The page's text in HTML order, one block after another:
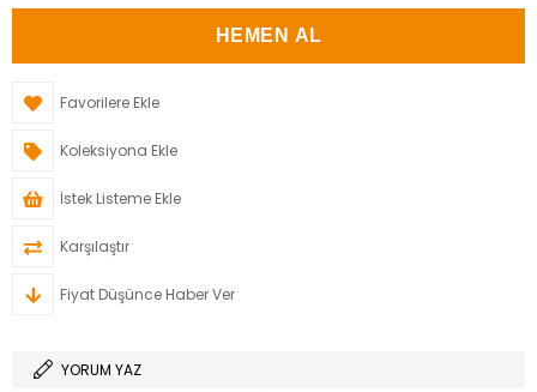
Favorilere Ekle
Koleksiyona Ekle
İstek Listeme Ekle
Karşılaştır
Fiyat Düşünce Haber Ver
YORUM YAZ